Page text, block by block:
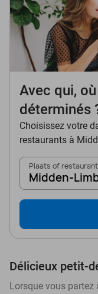
Avec qui,
déterminés
Choisissez votre
restaurants à
Plaats of restaurant
Midden-
Délicieux petit-
Lorsque vous